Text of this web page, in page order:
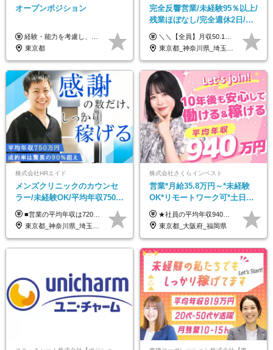
オープンポジション
経験・能力を考慮し、当社規定により決定します。 ▼参考情報 ------------ 年収イメージ：500万～1500万
東京都
完全反響営業/未経験95％以上/
残業ほぼなし/完全週休2日/月
収50万円スタート！/賞与年2
回
＼＼【全員】月収50.1万円保証！／／ 月給30.1万円＋インセン＋特別手当20万円(半年間)＋賞与 ※経験者は優遇いたします（研修も免除の場合有） ※固定残業代:7万4000円以上/月45時間分を含む ※固定残業代は残業がない場合も支給し、超過分は別途支給します ■入社後5日間研修を実施 研修中のテスト（ロープレ、商材知識）合格で研修生卒業となり翌月からインセンティブの対象に。 ロープレは細かな評価基準があり、顧客満足度をキープするため非常に重要なテストです。 ※4カ月目以降も不合格の場合、月給28.3万円／1カ月以内合格率100％ ＜平均年収＞ ◆一般メンバー ：625万円 ◆店長（管理職）：1178万円 ◆マネージャー ：4160万円
東京都_神奈川県_埼玉県_千葉県_大阪府_愛知県_北海道_青森県_岩手県_宮城県_秋田県_山形県_福島県_茨城県_栃木県_群馬県_新潟県_山梨県_長野県_富山県_石川県_福井県_静岡県_岐阜県_三重県_兵庫県_京都府_滋賀県_奈良県_和歌山県_広島県_岡山県_鳥取県_島根県_山口県_徳島県_香川県_愛媛県_高知県_福岡県_熊本県_佐賀県_長崎県_大分県_宮崎県_鹿児島県_沖縄県
株式会社HRエイド
メンズクリニックのカウンセ
ラー/未経験OK/平均年収750万
円/4人に1人が年収1000万円超
え/成約率90％
■営業の平均年収は720万円！ ■4人に1人が年収1000万円超え 月給27万円～100万円+インセンティブ(平均月20～40万円程) ＜インセンティブ制度について＞ 当社では創業以来、頑張ったらその分稼げる環境づくりに注力。カウンセラー部署では、個人の成約金額・チームの成果・事業部の売上利益を掛け合わせる新しいインセンティブ制度を導入しました。あなたの頑張り次第で毎月高インセンティブが実現できる体制です！ ※上記金額には固定残業代（35,500円以上～・30時間分）が含まれます。時間超過分は追加支給します。 ※試用期間3か月あり。研修期間3か月中は、月給25万円～30万円になります。(固定残業代：35,500円～・23h分を含む) ※インセンティブの一部は、研修期間中から支給されます。その他待遇の差異はありません。
東京都_神奈川県_埼玉県_千葉県_大阪府_愛知県_北海道_宮城県_栃木県_群馬県_静岡県_兵庫県_京都府_岡山県_熊本県
株式会社さくらインベスト
営業*月給35.8万円～*未経験
OK*リモートワーク可*土日祝
休み*年休123日以上*転職者全
員が収入UP
★社員の平均年収940万円（※2025年11月時点） ★転職者は全員収入アップを実現 ★入社半年で昇給した実績あり！ 【営業未経験】 月給35万8,000円～（固定残業代含む）＋インセンティブ ＋賞与年2回 【管理職候補】 月給40万円～100万円＋インセンティブ＋賞与年2回 ※固定残業代は、時間外労働の有無にかかわらず月25時間分（月5万8,000円～）を支給します。 ※上記を超える時間外労働分は、別途追加で支給します。 ＼月給額が高い理由について／ 当社が扱うのは、1件あたり100万円以上となる高単価な金融商品です。 そのため月給ベースも高く設定して社員に還元しています。 ＜試用期間中の給与＞※営業未経験の方 試用期間2カ月あり。 月給25万円＋営業手当5万円（資格取得後より日割り支給） ※残業代は別途全額支給します。 ※その他の待遇に差異はありません。 ★時短勤務も可能です ・7時間勤務：月給26万2,500円～＋インセンティブ＋賞与（年2回） ・6時間勤務：月給24万円～＋インセンティブ＋賞与（年2回） （時短勤務例）9:00-16:00、10:00-17:00など
東京都_大阪府_福岡県